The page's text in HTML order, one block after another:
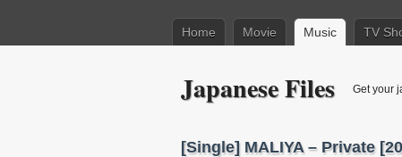
Home Movie Music TV
Japanese Files Get your
[Single] MALIYA – Private